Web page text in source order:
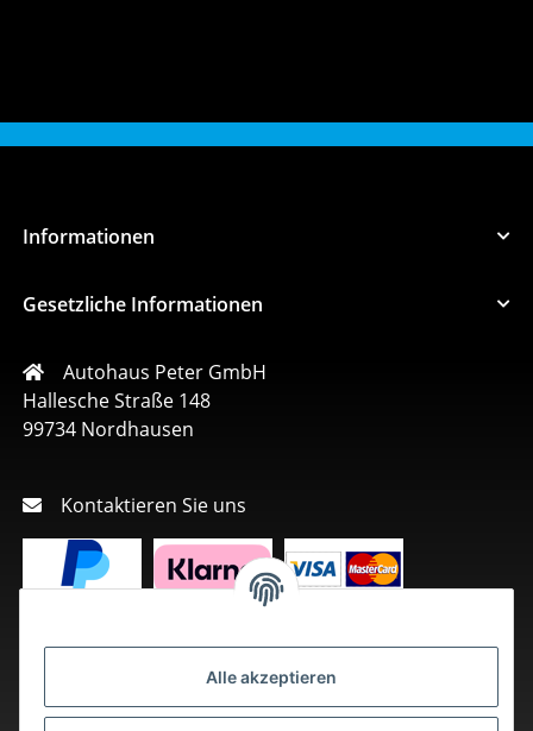
Alle akzeptieren
Informationen
Gesetzliche Informationen
Autohaus Peter GmbH
Hallesche Straße 148
99734 Nordhausen
Kontaktieren Sie uns